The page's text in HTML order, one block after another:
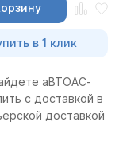
в 1 клик
аВТОАС-
с доставкой в
доставкой